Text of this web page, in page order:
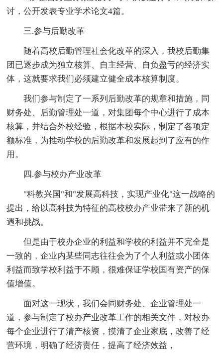
讨，公开发表专业学术论文4篇。
三.参与后勤改革
随着高校后勤管理社会化改革的深入，我校后勤集
团已逐步成为独立核算、自主经营、自负盈亏的经济实
体，这就要求我们必须建立健全成本核算制度。
我们参与制定了一系列后勤改革的规章和措施，同
财务处、后勤管理处一道，对集团每个中心进行了成本
核算，并结合外校经验，根据本校实际，制定了各项定
额标准，为推动学校的后勤改革和发展起到了应有的作
用。
四.参与校办产业改革
"科教兴国"和"发展高科技，实现产业化"这一战略的
提出，给以高科技为特征的高校校办产业带来了新的机
遇和挑战。
但是由于校办企业的利益和学校的利益并不完全是
一致的，企业内某些同志往往会为了个人利益或小团体
利益而致学校利益于不顾，很难保证学校国有资产的保
值增值。
面对这一现状，我们会同财务处、企业管理处一
道，参与制定了校办产业改革工作的相关文件，对校办
每个企业进行了清产核资，摸清了企业家底，改善了经
营环境，明确了经济责任，提高了经济效益，